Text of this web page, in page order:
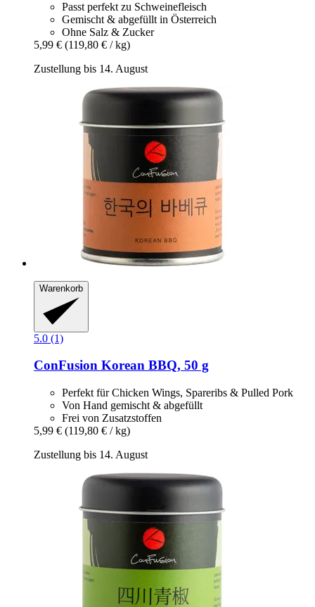
Passt perfekt zu Schweinefleisch
Gemischt & abgefüllt in Österreich
Ohne Salz & Zucker
5,99 € (119,80 € / kg)
Zustellung bis 14. August
Warenkorb
5.0 (1)
ConFusion Korean BBQ, 50 g
Perfekt für Chicken Wings, Spareribs & Pulled Pork
Von Hand gemischt & abgefüllt
Frei von Zusatzstoffen
5,99 € (119,80 € / kg)
Zustellung bis 14. August